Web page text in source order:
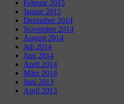
Februar 2015
Januar 2015
Dezember 2014
November 2014
August 2014
Juli 2014
Juni 2014
April 2014
März 2014
Juni 2013
April 2013